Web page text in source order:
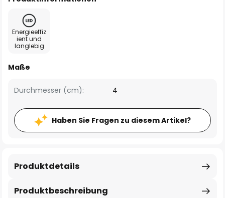
Energieeffiz
ient und
langlebig
Maße
Durchmesser (cm): 4
Haben Sie Fragen zu diesem Artikel?
Produktbeschreibung
Produktdetails